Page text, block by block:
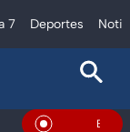
7 Deportes
En Vivo